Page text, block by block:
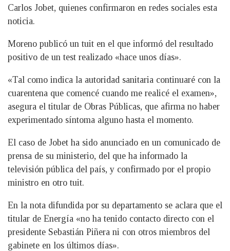
Carlos Jobet, quienes confirmaron en redes sociales esta
noticia.
Moreno publicó un tuit en el que informó del resultado
positivo de un test realizado «hace unos días».
«Tal como indica la autoridad sanitaria continuaré con la
cuarentena que comencé cuando me realicé el examen»,
asegura el titular de Obras Públicas, que afirma no haber
experimentado síntoma alguno hasta el momento.
El caso de Jobet ha sido anunciado en un comunicado de
prensa de su ministerio, del que ha informado la
televisión pública del país, y confirmado por el propio
ministro en otro tuit.
En la nota difundida por su departamento se aclara que el
titular de Energía «no ha tenido contacto directo con el
presidente Sebastián Piñera ni con otros miembros del
gabinete en los últimos días».